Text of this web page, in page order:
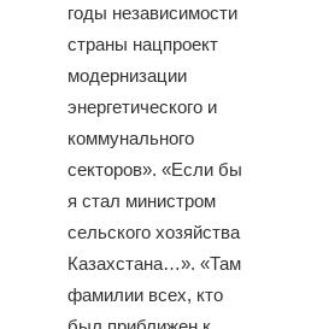
годы независимости
страны нацпроект
модернизации
энергетического и
коммунального
секторов». «Если бы
я стал министром
сельского хозяйства
Казахстана…». «Там
фамилии всех, кто